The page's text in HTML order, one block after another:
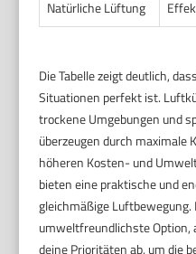
Natürliche Lüftung
Die Tabelle zeigt deutlich,
Situationen perfekt ist.
trockene Umgebungen und
überzeugen durch maximale
höheren Kosten- und
bieten eine praktische und
gleichmäßige
umweltfreundlichste Option,
deine Prioritäten ab, um die